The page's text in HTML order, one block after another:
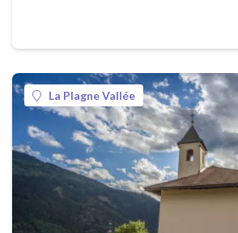
La Plagne Vallée